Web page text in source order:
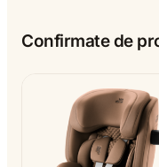
Confirmate de